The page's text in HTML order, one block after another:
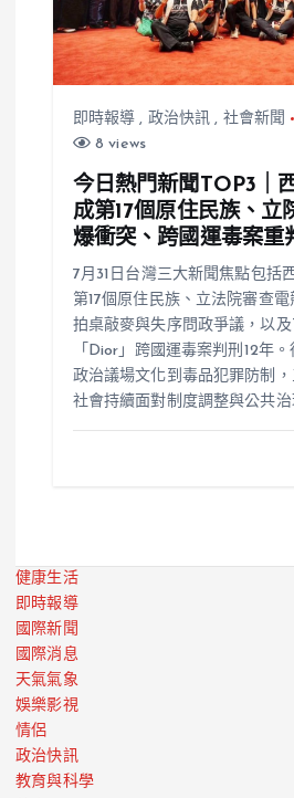
即時報導 , 政治快訊 , 社會新聞
8 views
今日熱門新聞TOP3｜
成第17個原住民族、立
爆衝突、跨國運毒案重
7月31日台灣三大新聞焦點包括
第17個原住民族、立法院審查
拍桌敲麥與失序問政爭議，以
「Dior」跨國運毒案判刑12年
政治議場文化到毒品犯罪防制
社會持續面對制度調整與公共治
健康生活
即時報導
國際新聞
國際消息
天氣氣象
娛樂影視
情侶
政治快訊
教育與科學